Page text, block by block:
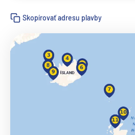
Skopírovať adresu plavby